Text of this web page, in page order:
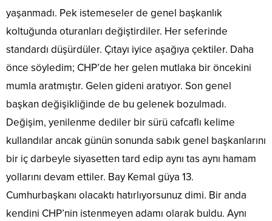
yaşanmadı. Pek istemeseler de genel başkanlık
koltuğunda oturanları değiştirdiler. Her seferinde
standardı düşürdüler. Çıtayı iyice aşağıya çektiler. Daha
önce söyledim; CHP’de her gelen mutlaka bir öncekini
mumla aratmıştır. Gelen gideni aratıyor. Son genel
başkan değişikliğinde de bu gelenek bozulmadı.
Değişim, yenilenme dediler bir sürü cafcaflı kelime
kullandılar ancak günün sonunda sabık genel başkanlarını
bir iç darbeyle siyasetten tard edip aynı tas aynı hamam
yollarını devam ettiler. Bay Kemal güya 13.
Cumhurbaşkanı olacaktı hatırlıyorsunuz dimi. Bir anda
kendini CHP’nin istenmeyen adamı olarak buldu. Aynı